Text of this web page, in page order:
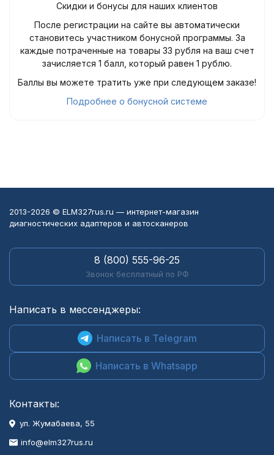
Скидки и бонусы для наших клиентов
После регистрации на сайте вы автоматически
становитесь участником бонусной программы. За
каждые потраченные на товары 33 рубля на ваш счет
зачисляется 1 балл, который равен 1 рублю.
Баллы вы можете тратить уже при следующем заказе!
Подробнее о бонусной системе
2013-2026 © ELM327rus.ru — интернет-магазин
диагностических адаптеров и автосканеров
8 (800) 555-96-25
Звонок бесплатный по РФ
Написать в мессенджеры:
Написать в Telegram
Написать в Whatsapp
Контакты:
ул. Жумабаева, 55
info@elm327rus.ru